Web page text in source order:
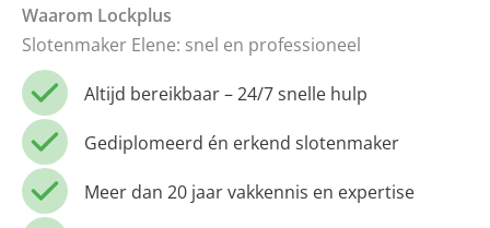
Waarom Lockplus
Slotenmaker Elene: snel en professioneel
Altijd bereikbaar – 24/7 snelle hulp
Gediplomeerd én erkend slotenmaker
Meer dan 20 jaar vakkennis en expertise